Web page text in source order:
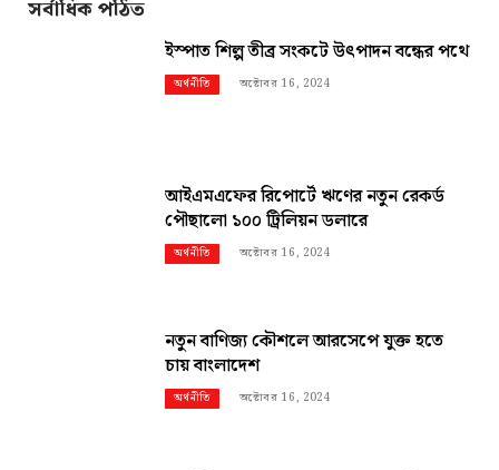
সর্বাধিক পঠিত
ইস্পাত শিল্প তীব্র সংকটে উৎপাদন বন্ধের পথে
অর্থনীতি অক্টোবর 16, 2024
আইএমএফের রিপোর্টে ঋণের নতুন রেকর্ড
পৌছালো ১০০ ট্রিলিয়ন ডলারে
অর্থনীতি অক্টোবর 16, 2024
নতুন বাণিজ্য কৌশলে আরসেপে যুক্ত হতে
চায় বাংলাদেশ
অর্থনীতি অক্টোবর 16, 2024